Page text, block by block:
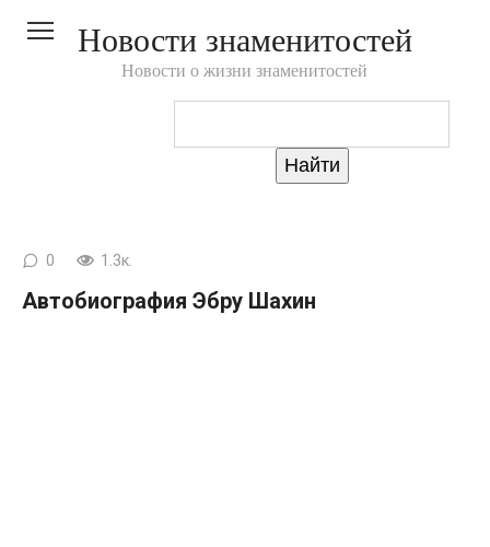
Новости знаменитостей
Новости о жизни знаменитостей
0 1.3к.
Автобиография Эбру Шахин